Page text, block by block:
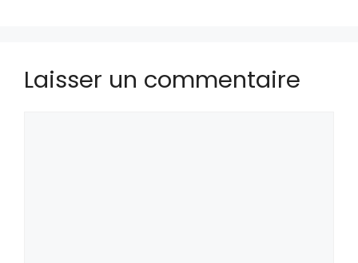
Laisser un commentaire